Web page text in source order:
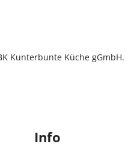
Kunterbunte Küche gGmbH.
Info